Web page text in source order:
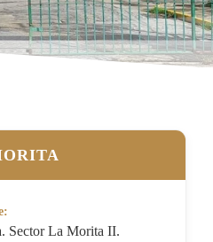
Sector La Morita II.